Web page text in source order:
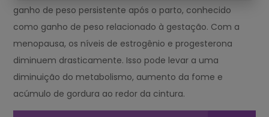
ganho de peso persistente após o parto, conhecido
como ganho de peso relacionado à gestação. Com a
menopausa, os níveis de estrogênio e progesterona
diminuem drasticamente. Isso pode levar a uma
diminuição do metabolismo, aumento da fome e
acúmulo de gordura ao redor da cintura.